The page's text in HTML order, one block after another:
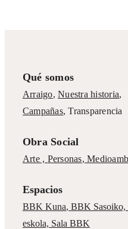
Qué somos
Arraigo,Nuestra historia,
Campañas, Transparencia
Obra Social
Arte , Personas,
Espacios
BBK Kuna, BBK Sasoiko,
eskola, Sala BBK